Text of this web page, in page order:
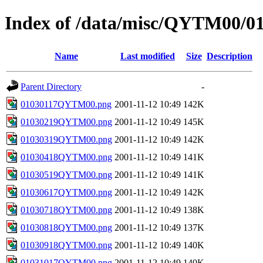
Index of /data/misc/QYTM00/
Name Last modified Size Description
Parent Directory
-
01030117QYTM00.png 2001-11-12 10:49 142K
01030219QYTM00.png 2001-11-12 10:49 145K
01030319QYTM00.png 2001-11-12 10:49 142K
01030418QYTM00.png 2001-11-12 10:49 141K
01030519QYTM00.png 2001-11-12 10:49 141K
01030617QYTM00.png 2001-11-12 10:49 142K
01030718QYTM00.png 2001-11-12 10:49 138K
01030818QYTM00.png 2001-11-12 10:49 137K
01030918QYTM00.png 2001-11-12 10:49 140K